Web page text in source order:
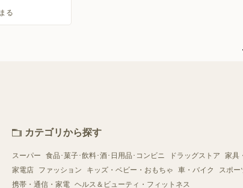
る
カテゴリから探す
スーパー 食品･菓子･飲料･酒･日用品･コンビニ ドラッグストア
家具
家電店
ファッション キッズ・ベビー・おもちゃ 車・バイク
スポー
携帯・通信・家電 ヘルス＆ビューティ・フィットネス